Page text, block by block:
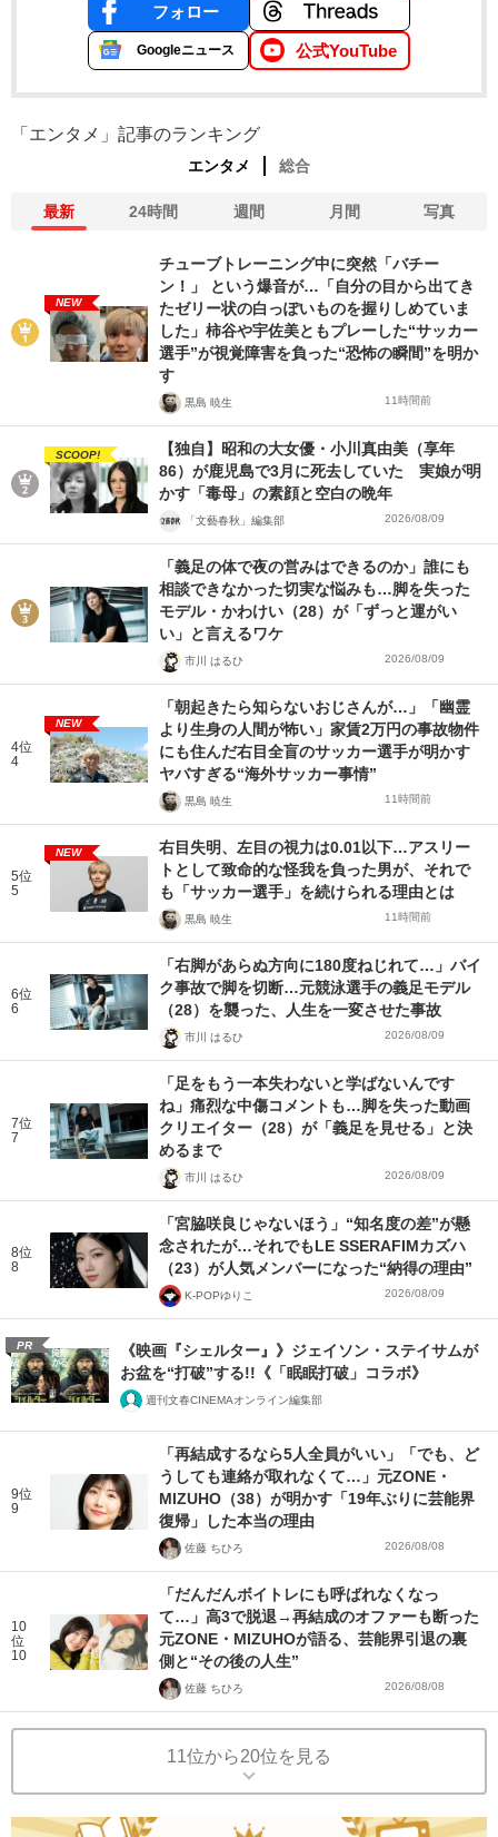
フォロー
Googleニュース 公式YouTube
「エンタメ」記事のランキング
エンタメ 総合
最新 24時間 週間 月間 写真
NEW
チューブトレーニング中に突然「バチー
ン！」 という爆音が…「自分の目から出てき
たゼリー状の白っぽいものを握りしめていま
した」柿谷や宇佐美ともプレーした“サッカー
選手”が視覚障害を負った“恐怖の瞬間”を明か
す
黒島 暁生 11時間前
SCOOP!
【独自】昭和の大女優・小川真由美（享年
86）が鹿児島で3月に死去していた 実娘が明
かす「毒母」の素顔と空白の晩年
「文藝春秋」編集部 2026/08/09
「義足の体で夜の営みはできるのか」誰にも
相談できなかった切実な悩みも…脚を失った
モデル・かわけい（28）が「ずっと運がい
い」と言えるワケ
市川 はるひ 2026/08/09
4位
4
NEW
「朝起きたら知らないおじさんが…」「幽霊
より生身の人間が怖い」家賃2万円の事故物件
にも住んだ右目全盲のサッカー選手が明かす
ヤバすぎる“海外サッカー事情”
黒島 暁生 11時間前
5位
5
NEW
右目失明、左目の視力は0.01以下…アスリー
トとして致命的な怪我を負った男が、それで
も「サッカー選手」を続けられる理由とは
黒島 暁生 11時間前
6位
6
「右脚があらぬ方向に180度ねじれて…」バイ
ク事故で脚を切断…元競泳選手の義足モデル
（28）を襲った、人生を一変させた事故
市川 はるひ 2026/08/09
7位
7
「足をもう一本失わないと学ばないんです
ね」痛烈な中傷コメントも…脚を失った動画
クリエイター（28）が「義足を見せる」と決
めるまで
市川 はるひ 2026/08/09
8位
8
「宮脇咲良じゃないほう」“知名度の差”が懸
念されたが…それでもLE SSERAFIMカズハ
（23）が人気メンバーになった“納得の理由”
K-POPゆりこ 2026/08/09
PR
《映画『シェルター』》ジェイソン・ステイサムが
お盆を“打破”する!!《「眠眠打破」コラボ》
週刊文春CINEMAオンライン編集部
9位
9
「再結成するなら5人全員がいい」「でも、ど
うしても連絡が取れなくて…」元ZONE・
MIZUHO（38）が明かす「19年ぶりに芸能界
復帰」した本当の理由
佐藤 ちひろ 2026/08/08
10
位
10
「だんだんボイトレにも呼ばれなくなっ
て…」高3で脱退→再結成のオファーも断った
元ZONE・MIZUHOが語る、芸能界引退の裏
側と“その後の人生”
佐藤 ちひろ 2026/08/08
11位から20位を見る